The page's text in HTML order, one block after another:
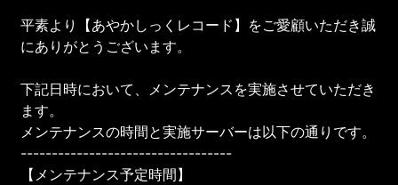
平素より【あやかしっくレコード】をご愛顧いただき誠
にありがとうございます。
下記日時において、メンテナンスを実施させていただき
ます。
メンテナンスの時間と実施サーバーは以下の通りです。
----------------------------------
【メンテナンス予定時間】